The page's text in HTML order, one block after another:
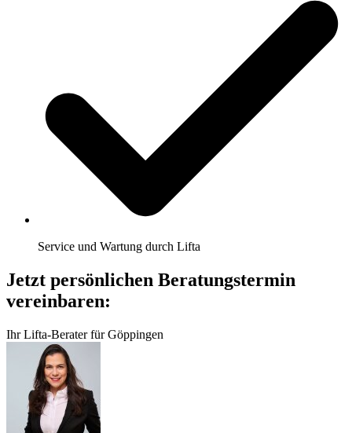
Service und Wartung durch Lifta
Jetzt persönlichen Beratungstermin
vereinbaren:
Ihr Lifta-Berater für Göppingen